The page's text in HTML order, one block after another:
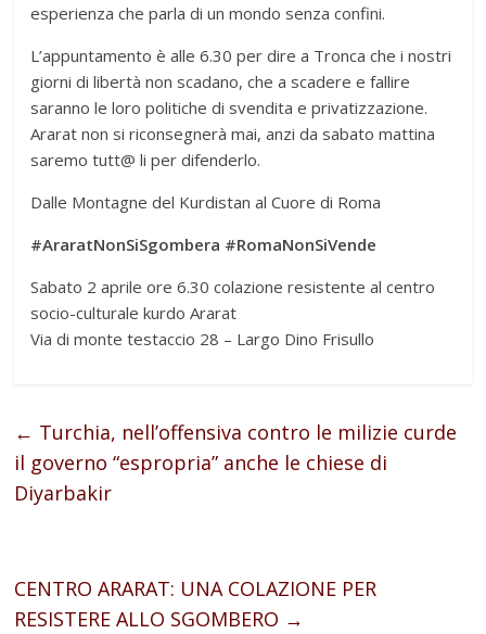
esperienza che parla di un mondo senza confini.
L’appuntamento è alle 6.30 per dire a Tronca che i nostri
giorni di libertà non scadano, che a scadere e fallire
saranno le loro politiche di svendita e privatizzazione.
Ararat non si riconsegnerà mai, anzi da sabato mattina
saremo tutt@ li per difenderlo.
Dalle Montagne del Kurdistan al Cuore di Roma
#AraratNonSiSgombera #RomaNonSiVende
Sabato 2 aprile ore 6.30 colazione resistente al centro
socio-culturale kurdo Ararat
Via di monte testaccio 28 – Largo Dino Frisullo
← Turchia, nell’offensiva contro le milizie curde
il governo “espropria” anche le chiese di
Diyarbakir
CENTRO ARARAT: UNA COLAZIONE PER
RESISTERE ALLO SGOMBERO →